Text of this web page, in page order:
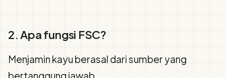
2. Apa fungsi FSC?
Menjamin kayu berasal dari sumber yang
bertanggung jawab.